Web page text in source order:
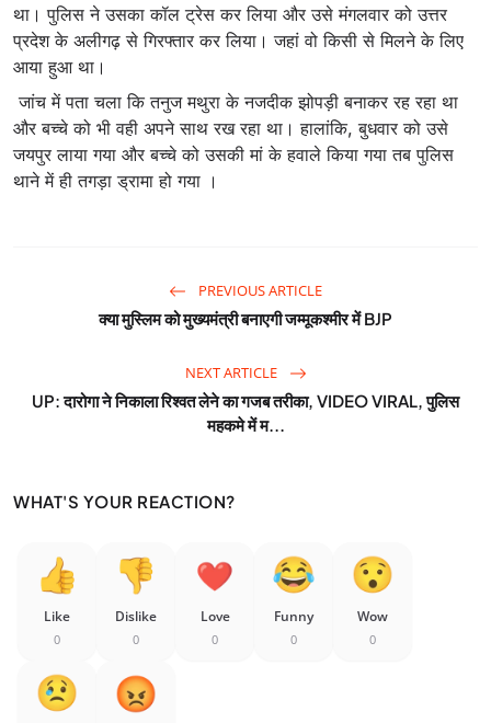
था। पुलिस ने उसका कॉल ट्रेस कर लिया और उसे मंगलवार को उत्तर
प्रदेश के अलीगढ़ से गिरफ्तार कर लिया। जहां वो किसी से मिलने के लिए
आया हुआ था।
जांच में पता चला कि तनुज मथुरा के नजदीक झोपड़ी बनाकर रह रहा था
और बच्चे को भी वही अपने साथ रख रहा था। हालांकि, बुधवार को उसे
जयपुर लाया गया और बच्चे को उसकी मां के हवाले किया गया तब पुलिस
थाने में ही तगड़ा ड्रामा हो गया ।
PREVIOUS ARTICLE
क्या मुस्लिम को मुख्यमंत्री बनाएगी जम्मूकश्मीर में BJP
NEXT ARTICLE
UP: दारोगा ने निकाला रिश्वत लेने का गजब तरीका, VIDEO VIRAL, पुलिस
महकमे में म...
WHAT'S YOUR REACTION?
Like
0
Dislike
0
Love
0
Funny
0
Wow
0